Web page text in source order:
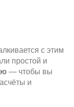
с этим
простой и
— чтобы вы
и